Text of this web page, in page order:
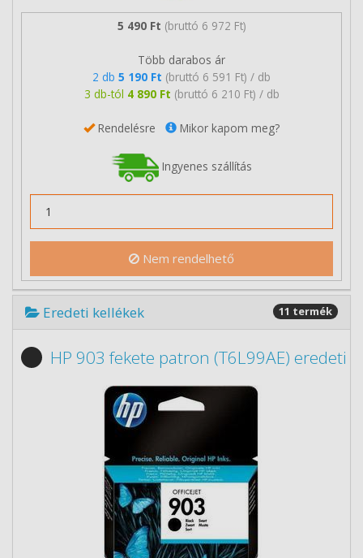
5 490 Ft (bruttó 6 972 Ft)
Több darabos ár
2 db 5 190 Ft (bruttó 6 591 Ft) / db
3 db-tól 4 890 Ft (bruttó 6 210 Ft) / db
Rendelésre Mikor kapom meg?
Ingyenes szállítás
Nem rendelhető
Eredeti kellékek 11 termék
HP 903 fekete patron (T6L99AE) eredeti